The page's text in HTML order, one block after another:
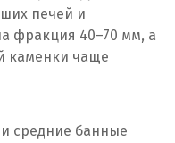
печей и
фракция 40–70 мм, а
каменки чаще
средние банные